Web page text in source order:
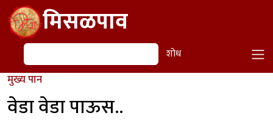
Skip to main contentमिसळपाव
शोध शोध
मुख्य पान
वेडा वेडा पाऊस..